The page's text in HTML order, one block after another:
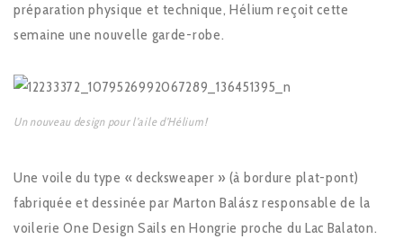
préparation physique et technique, Hélium reçoit cette
semaine une nouvelle garde-robe.
Un nouveau design pour l’aile d’Hélium!
Une voile du type « decksweaper » (à bordure plat-pont)
fabriquée et dessinée par Marton Balász responsable de la
voilerie One Design Sails en Hongrie proche du Lac Balaton.